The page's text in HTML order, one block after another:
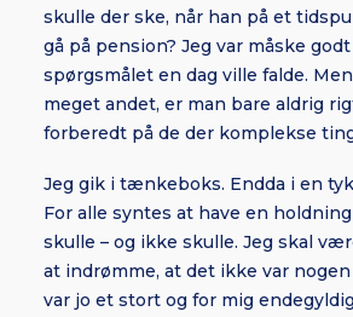
skulle der ske, når han på et
gå på pension? Jeg var måske
spørgsmålet en dag ville falde.
meget andet, er man bare aldrig
forberedt på de der komplekse
Jeg gik i tænkeboks. Endda i en
For alle syntes at have en
skulle – og ikke skulle. Jeg skal
at indrømme, at det ikke var
var jo et stort og for mig